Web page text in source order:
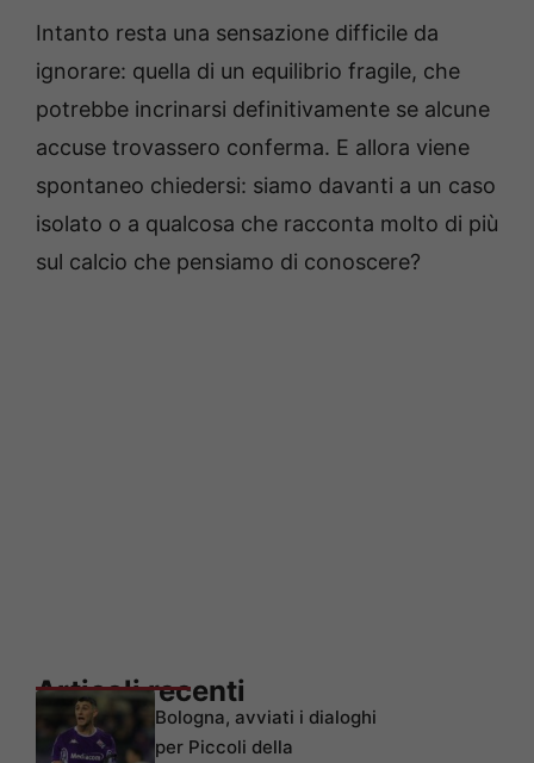
Intanto resta una sensazione difficile da
ignorare: quella di un equilibrio fragile, che
potrebbe incrinarsi definitivamente se alcune
accuse trovassero conferma. E allora viene
spontaneo chiedersi: siamo davanti a un caso
isolato o a qualcosa che racconta molto di più
sul calcio che pensiamo di conoscere?
Articoli recenti
Bologna, avviati i dialoghi
per Piccoli della